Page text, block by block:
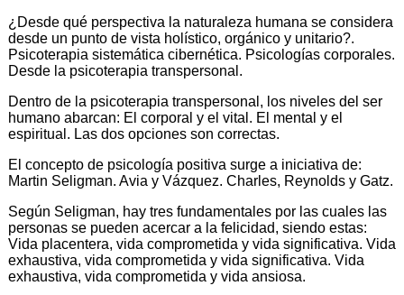
¿Desde qué perspectiva la naturaleza humana se considera
desde un punto de vista holístico, orgánico y unitario?.
Psicoterapia sistemática cibernética. Psicologías corporales.
Desde la psicoterapia transpersonal.
Dentro de la psicoterapia transpersonal, los niveles del ser
humano abarcan: El corporal y el vital. El mental y el
espiritual. Las dos opciones son correctas.
El concepto de psicología positiva surge a iniciativa de:
Martin Seligman. Avia y Vázquez. Charles, Reynolds y Gatz.
Según Seligman, hay tres fundamentales por las cuales las
personas se pueden acercar a la felicidad, siendo estas:
Vida placentera, vida comprometida y vida significativa. Vida
exhaustiva, vida comprometida y vida significativa. Vida
exhaustiva, vida comprometida y vida ansiosa.